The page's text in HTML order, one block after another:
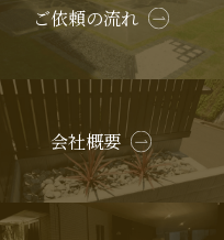
ご依頼の流れ
会社概要